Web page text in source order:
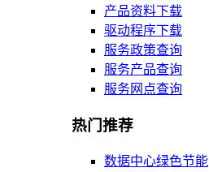
产品资料下载
驱动程序下载
服务政策查询
服务产品查询
服务网点查询
热门推荐
数据中心绿色节能